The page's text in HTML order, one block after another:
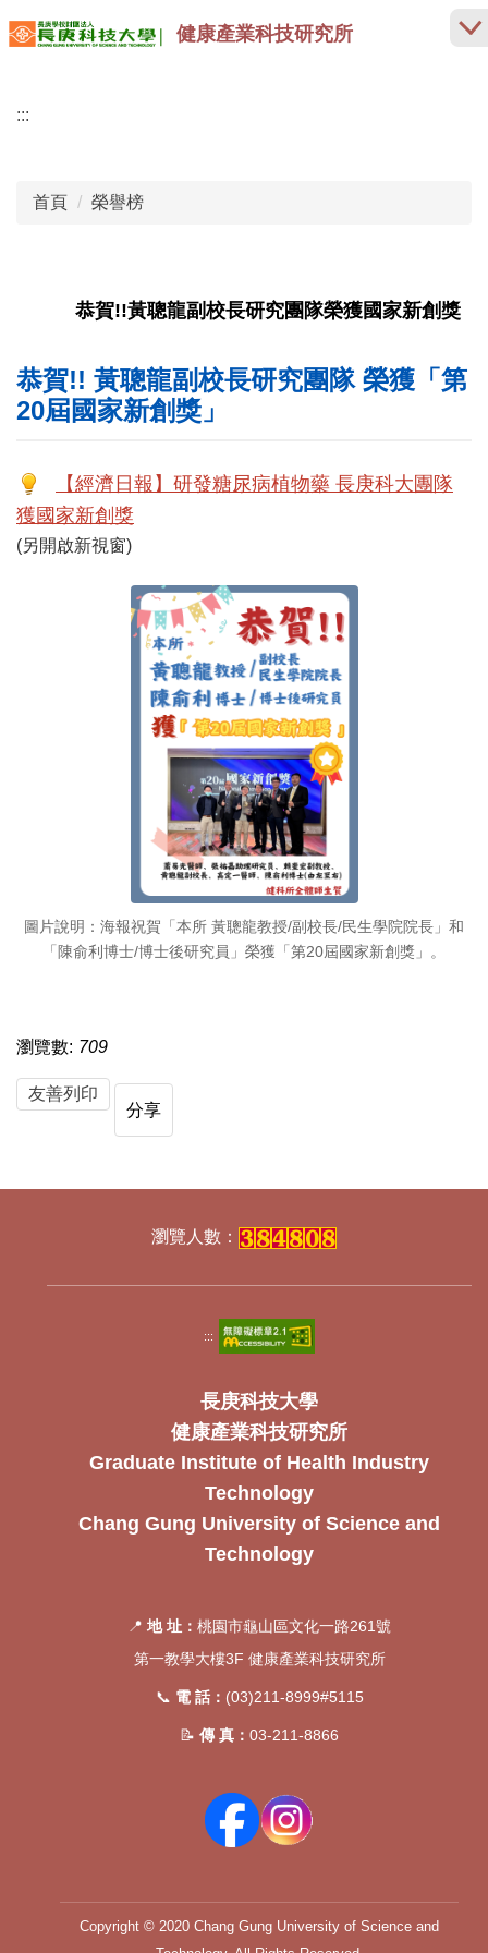
跳
到
內
健康產業科技研究所
:::
首頁 榮譽榜
恭賀!!黃聰龍副校長研究團隊榮獲國家新創獎
恭賀!! 黃聰龍副校長研究團隊 榮獲「第
20屆國家新創獎」
【經濟日報】研發糖尿病植物藥 長庚科大團隊
獲國家新創獎
(另開啟新視窗)
圖片說明： 海報祝賀「本所 黃聰龍教授/副校長/民生學院院長」和
「陳俞利博士/博士後研究員」榮獲「第20屆國家新創獎」。
瀏覽數: 709
友善列印
分享
:::
長庚科技大學
健康產業科技研究所
Graduate Institute of Health Industry
Technology
Chang Gung University of Science and
Technology
📍 地 址： 桃園市龜山區文化一路261號
第一教學大樓3F 健康產業科技研究所
📞 電 話： (03)211-8999#5115
📝 傳 真： 03-211-8866
Copyright © 2020 Chang Gung University of Science and